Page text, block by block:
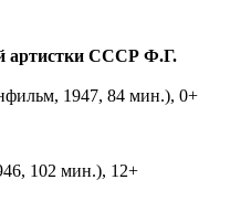
артистки СССР Ф.Г.
1947, 84 мин.), 0+
102 мин.), 12+